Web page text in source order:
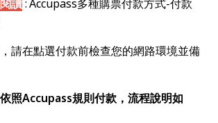
讀:Accupass多種購票付款方式-付款
請在點選付款前檢查您的網路環境並備
照Accupass規則付款，流程說明如